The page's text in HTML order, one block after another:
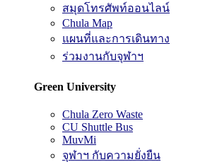
สมุดโทรศัพท์ออนไลน์
Chula Map
แผนที่และการเดินทาง
ร่วมงานกับจุฬาฯ
Green University
Chula Zero Waste
CU Shuttle Bus
MuvMi
จุฬาฯ กับความยั่งยืน